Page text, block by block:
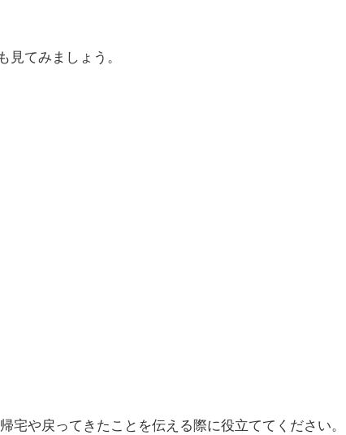
見てみましょう。
宅や戻ってきたことを伝える際に役立ててください。